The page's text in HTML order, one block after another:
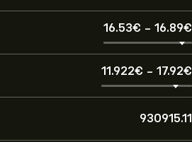
16.53‎€‎ - 16.89‎€‎
11.922‎€‎ - 17.92‎€‎
930915.11